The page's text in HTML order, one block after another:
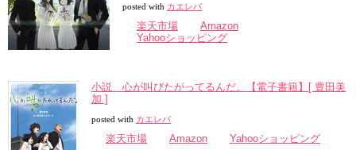
posted with カエレバ
楽天市場
Amazon
Yahooショッピング
小説 心が叫びたがってるんだ。【電子書籍】[ 豊田美
加 ]
posted with カエレバ
楽天市場 Amazon Yahooショッピング